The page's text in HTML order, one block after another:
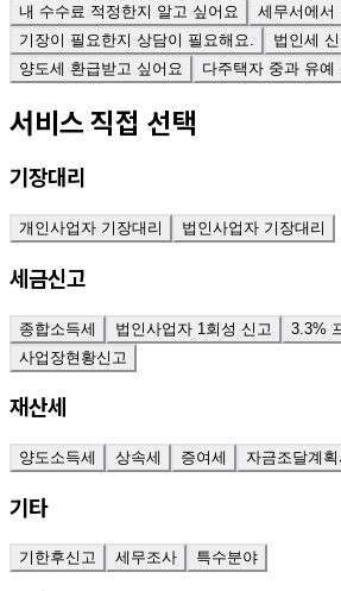
내 수수료 적정한지 알고 싶어요
세무서에서
기장이 필요한지 상담이 필요해요.
법인세
양도세 환급받고 싶어요
다주택자 중과 유예
서비스 직접 선택
기장대리
개인사업자 기장대리 법인사업자 기장대리
세금신고
종합소득세 법인사업자 1회성 신고 3.3%
사업장현황신고
재산세
양도소득세 상속세 증여세 자금조달계획
기타
기한후신고 세무조사 특수분야